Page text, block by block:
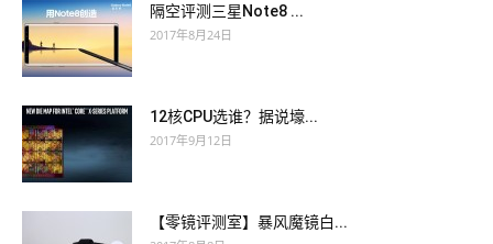
隔空评测三星Note8 ...
2017年8月24日
12核CPU选谁？据说壕...
2017年9月12日
【零镜评测室】暴风魔镜白...